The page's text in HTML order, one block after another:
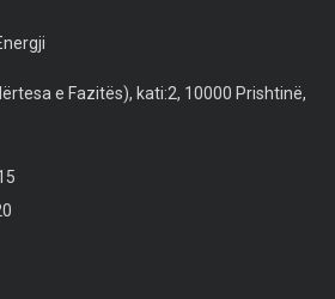
e Fazitës), kati:2, 10000 Prishtinë,